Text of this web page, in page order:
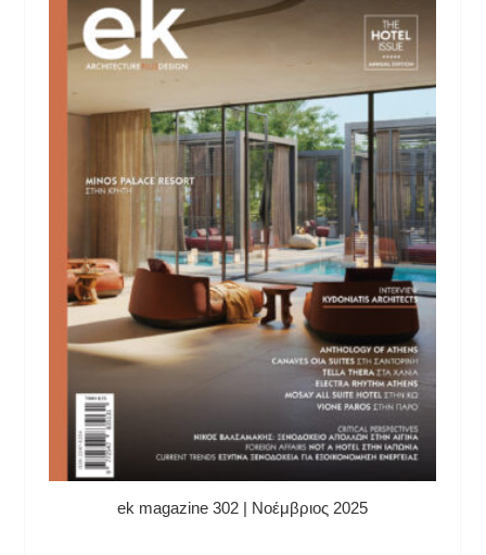
ek magazine 302 | Νοέμβριος 2025